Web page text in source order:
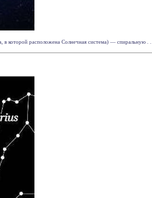
в которой расположена Солнечная система) — спиральную . . .